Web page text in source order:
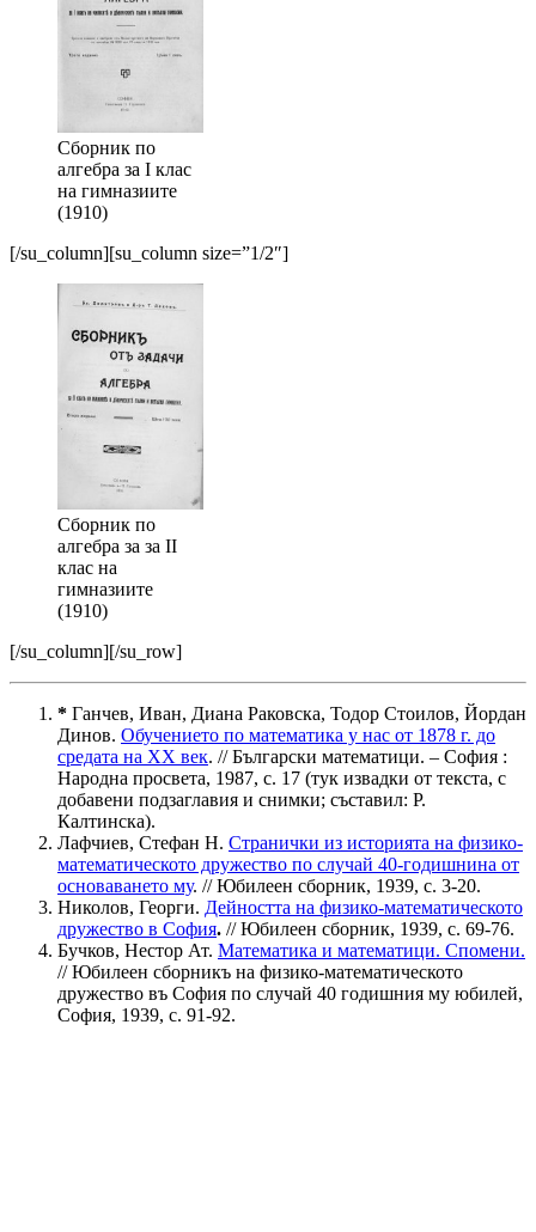
Сборник по
алгебра за I клас
на гимназиите
(1910)
[/su_column][su_column size=”1/2″]
Сборник по
алгебра за за II
клас на
гимназиите
(1910)
[/su_column][/su_row]
* Ганчев, Иван, Диана Раковска, Тодор Стоилов, Йордан
Динов. Обучението по математика у нас от 1878 г. до
средата на ХХ век. // Български математици. – София :
Народна просвета, 1987, c. 17 (тук извадки от текста, с
добавени подзаглавия и снимки; съставил: Р.
Калтинска).
Лафчиев, Стефан Н. Странички из историята на физико-
математическото дружество по случай 40-годишнина от
основаването му. // Юбилеен сборник, 1939, с. 3-20.
Николов, Георги. Дейността на физико-математическото
дружество в София. // Юбилеен сборник, 1939, с. 69-76.
Бучков, Нестор Ат. Математика и математици. Спомени.
// Юбилеен сборникъ на физико-математическото
дружество въ София по случай 40 годишния му юбилей,
София, 1939, с. 91-92.